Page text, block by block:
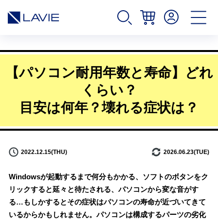
【パソコン耐用年数と寿命】どれ
くらい？
目安は何年？壊れる症状は？
2022.12.15(THU) 2026.06.23(TUE)
Windowsが起動するまで何分もかかる、ソフトのボタンをク
リックすると延々と待たされる、パソコンから変な音がす
る…もしかするとその症状はパソコンの寿命が近づいてきて
いるからかもしれません。パソコンは構成するパーツの劣化